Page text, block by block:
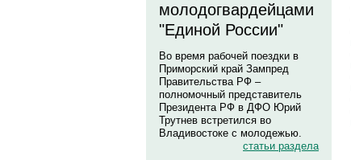
молодогвардейцами
"Единой России"
Во время рабочей поездки в
Приморский край Зампред
Правительства РФ –
полномочный представитель
Президента РФ в ДФО Юрий
Трутнев встретился во
Владивостоке с молодежью.
статьи раздела